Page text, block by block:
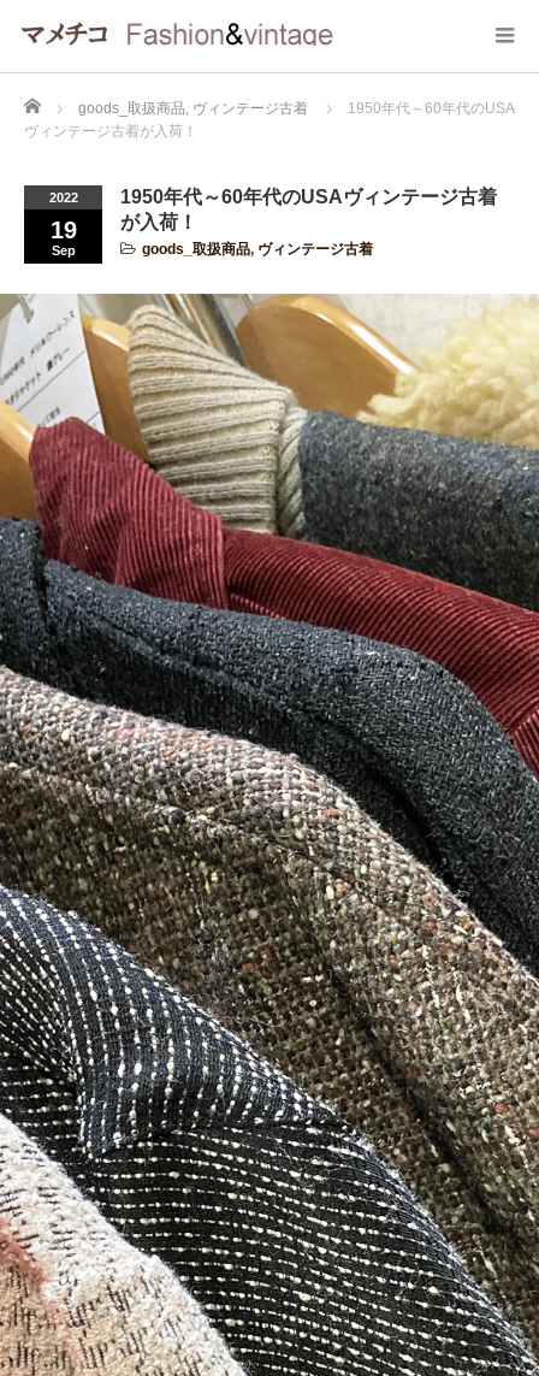
Home goods_取扱商品, ヴィンテージ古着
1950年代～60年代のUSA
ヴィンテージ古着が入荷！
2022
19
Sep
1950年代～60年代のUSAヴィンテージ古着
が入荷！
goods_取扱商品, ヴィンテージ古着